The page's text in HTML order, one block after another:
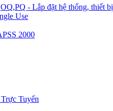
- Lắp đặt hệ thống, thiết bị
Use
2000
Tuyến